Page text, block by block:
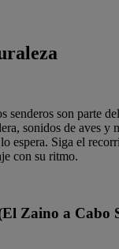
senderos son parte
sonidos de aves y
espera. Siga el
con su ritmo.
Zaino a Cabo